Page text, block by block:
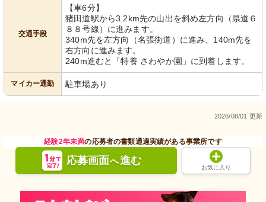
交通手段
【車6分】
猪田道駅から3.2km先の山出を斜め左方向（県道６
８８号線）に進みます。
340m先を左方向（名張街道）に進み、140m先を
右方向に進みます。
240m進むと「特養 さわやか園」に到着します。
マイカー通勤 駐車場あり
2026/08/01 更新
経験2年未満の応募者の書類通過実績がある事業所です
応募画面へ進む
お気に入り